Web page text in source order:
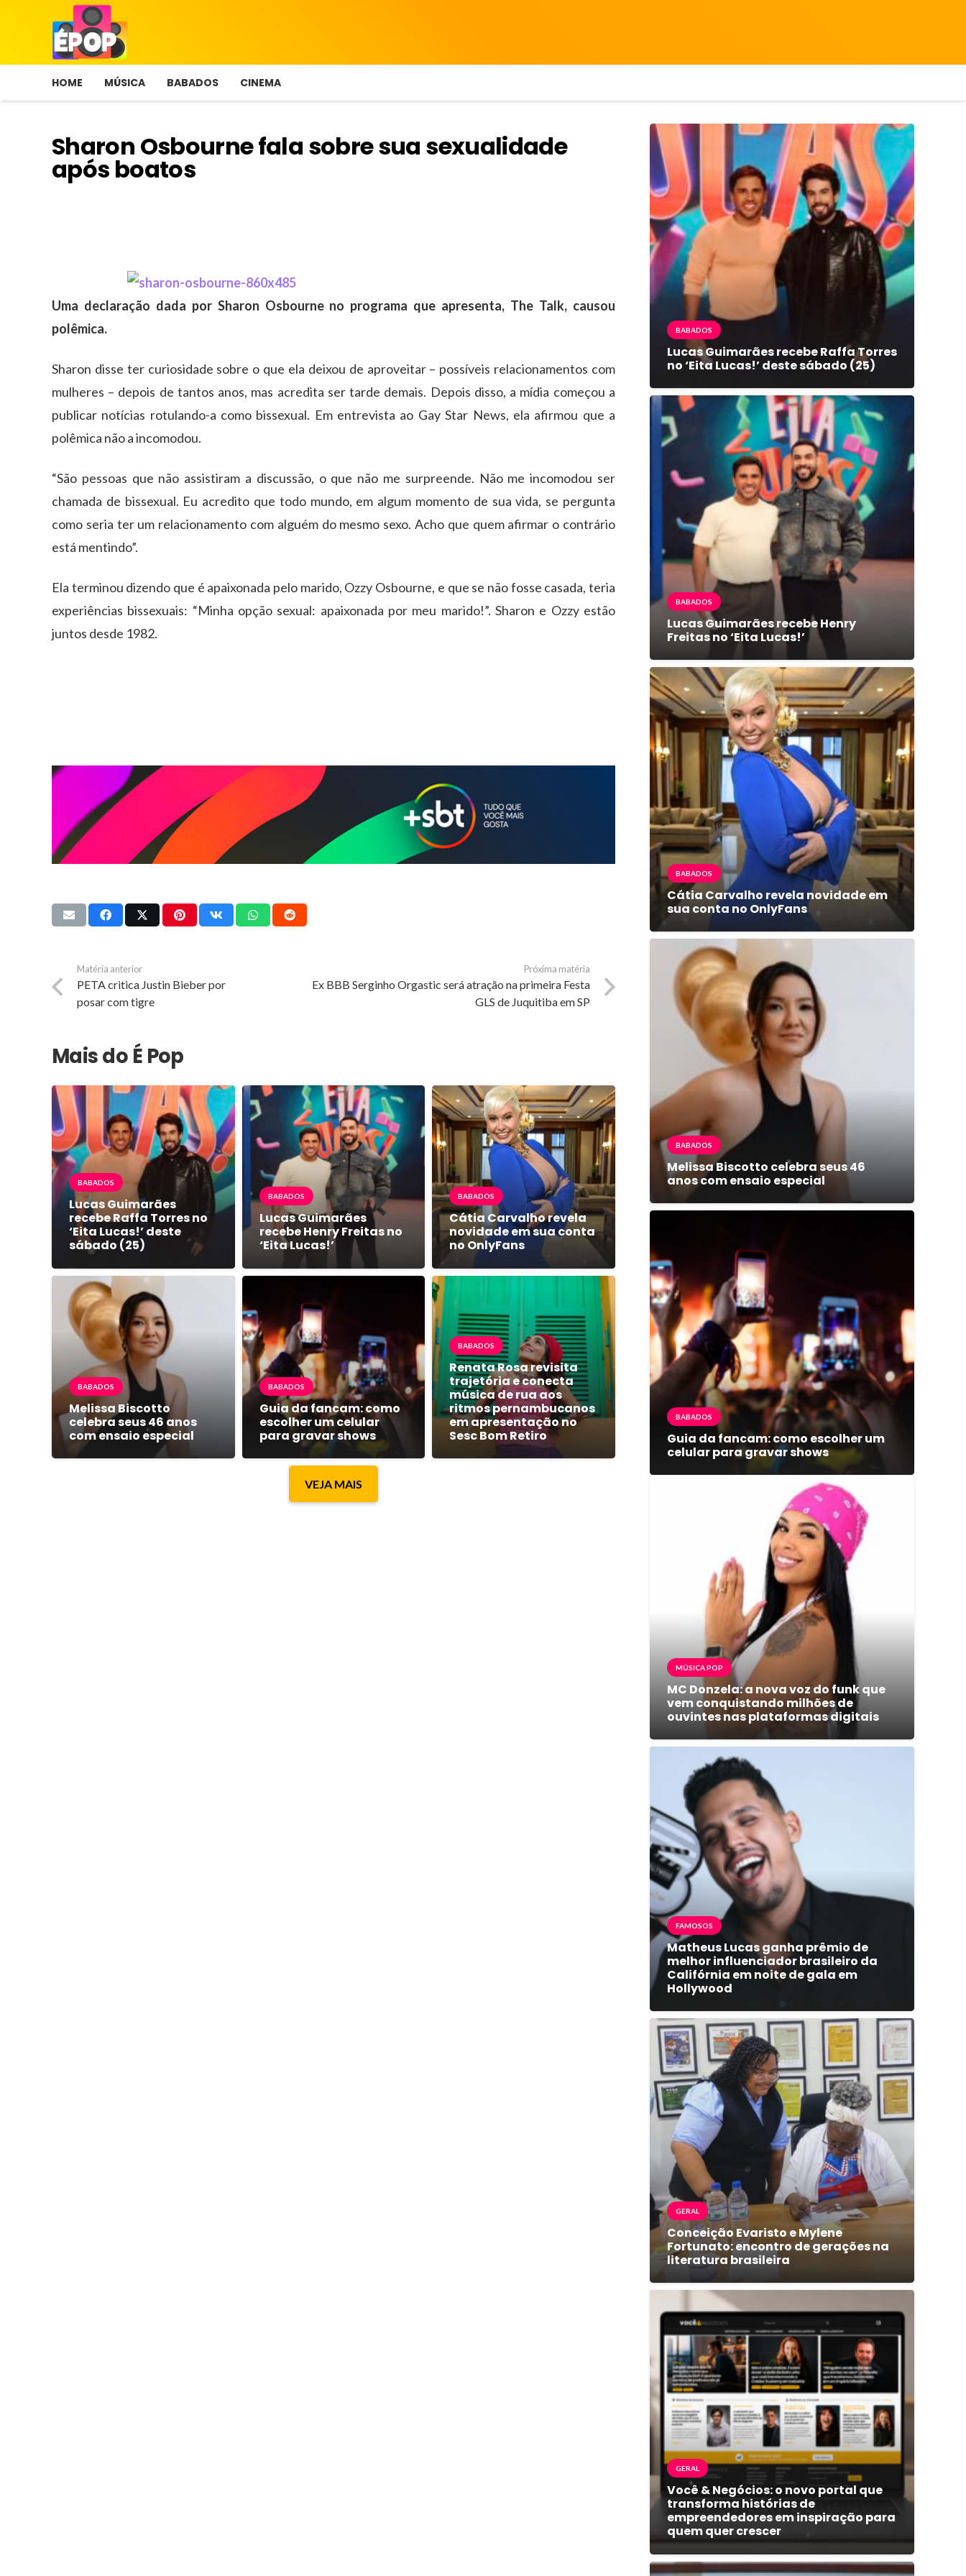
HOME MÚSICA BABADOS CINEMA
Sharon Osbourne fala sobre sua sexualidade
após boatos
Uma declaração dada por Sharon Osbourne no programa que apresenta, The Talk, causou
polêmica.
Sharon disse ter curiosidade sobre o que ela deixou de aproveitar – possíveis relacionamentos com
mulheres – depois de tantos anos, mas acredita ser tarde demais. Depois disso, a mídia começou a
publicar notícias rotulando-a como bissexual. Em entrevista ao Gay Star News, ela afirmou que a
polêmica não a incomodou.
“São pessoas que não assistiram a discussão, o que não me surpreende. Não me incomodou ser
chamada de bissexual. Eu acredito que todo mundo, em algum momento de sua vida, se pergunta
como seria ter um relacionamento com alguém do mesmo sexo. Acho que quem afirmar o contrário
está mentindo”.
Ela terminou dizendo que é apaixonada pelo marido, Ozzy Osbourne, e que se não fosse casada, teria
experiências bissexuais: “Minha opção sexual: apaixonada por meu marido!”. Sharon e Ozzy estão
juntos desde 1982.
Matéria anterior
PETA critica Justin Bieber por
posar com tigre
Próxima matéria
Ex BBB Serginho Orgastic será atração na primeira Festa
GLS de Juquitiba em SP
Mais do É Pop
BABADOS
Lucas Guimarães
recebe Raffa Torres no
‘Eita Lucas!’ deste
sábado (25)
BABADOS
Lucas Guimarães
recebe Henry Freitas no
‘Eita Lucas!’
BABADOS
Cátia Carvalho revela
novidade em sua conta
no OnlyFans
BABADOS
Melissa Biscotto
celebra seus 46 anos
com ensaio especial
BABADOS
Guia da fancam: como
escolher um celular
para gravar shows
BABADOS
Renata Rosa revisita
trajetória e conecta
música de rua aos
ritmos pernambucanos
em apresentação no
Sesc Bom Retiro
VEJA MAIS
BABADOS
Lucas Guimarães recebe Raffa Torres
no ‘Eita Lucas!’ deste sábado (25)
BABADOS
Lucas Guimarães recebe Henry
Freitas no ‘Eita Lucas!’
BABADOS
Cátia Carvalho revela novidade em
sua conta no OnlyFans
BABADOS
Melissa Biscotto celebra seus 46
anos com ensaio especial
BABADOS
Guia da fancam: como escolher um
celular para gravar shows
MÚSICA POP
MC Donzela: a nova voz do funk que
vem conquistando milhões de
ouvintes nas plataformas digitais
FAMOSOS
Matheus Lucas ganha prêmio de
melhor influenciador brasileiro da
Califórnia em noite de gala em
Hollywood
GERAL
Conceição Evaristo e Mylene
Fortunato: encontro de gerações na
literatura brasileira
GERAL
Você & Negócios: o novo portal que
transforma histórias de
empreendedores em inspiração para
quem quer crescer